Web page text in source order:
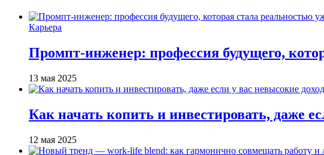
Карьера
Промпт-инженер: профессия будущего,
13 мая 2025
Как начать копить и инвестировать, даже
12 мая 2025